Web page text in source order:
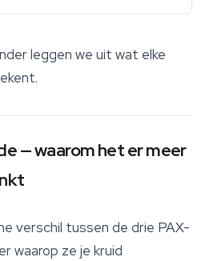
leggen we uit wat elke
— waarom het er meer
verschil tussen de drie PAX-
waarop ze je kruid